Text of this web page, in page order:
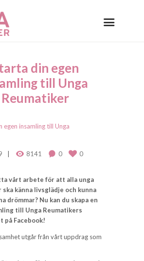
din egen
till Unga
Reumatiker
8141 0 0
vårt arbete för att alla unga
känna livsglädje och kunna
drömmar? Nu kan du skapa en
till Unga Reumatikers
på Facebook!
utgår från vårt uppdrag som